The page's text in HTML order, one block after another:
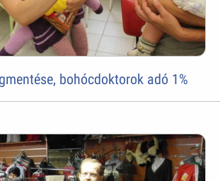
bohócdoktorok adó 1%